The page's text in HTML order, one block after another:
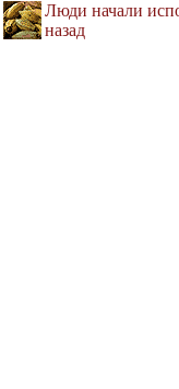
Люди начали
назад